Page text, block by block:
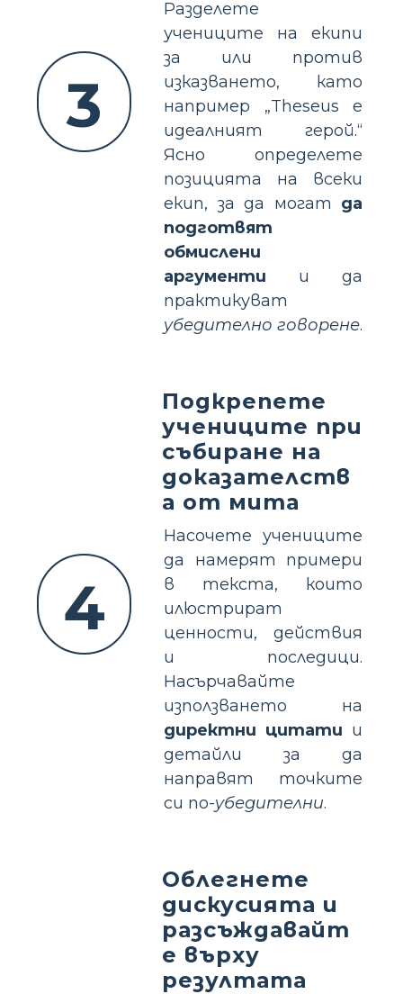
3
Разделете
учениците на екипи
за или против
изказването, като
например „Theseus е
идеалният герой.“
Ясно определете
позицията на всеки
екип, за да могат да
подготвят
обмислени
аргументи и да
практикуват
убедително говорене.
4
Подкрепете
учениците при
събиране на
доказателств
а от мита
Насочете учениците
да намерят примери
в текста, които
илюстрират
ценности, действия
и последици.
Насърчавайте
използването на
директни цитати и
детайли за да
направят точките
си по-убедителни.
Облегнете
дискусията и
разсъждавайт
е върху
резултата